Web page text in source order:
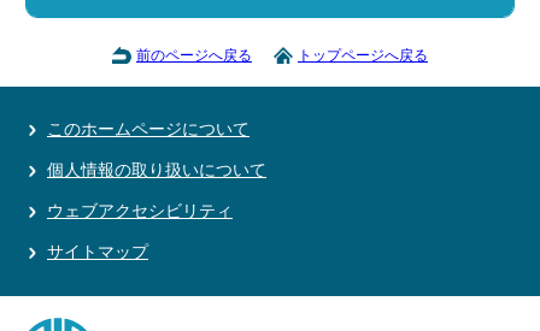
前のページへ戻る トップページへ戻る
このホームページについて
個人情報の取り扱いについて
ウェブアクセシビリティ
サイトマップ